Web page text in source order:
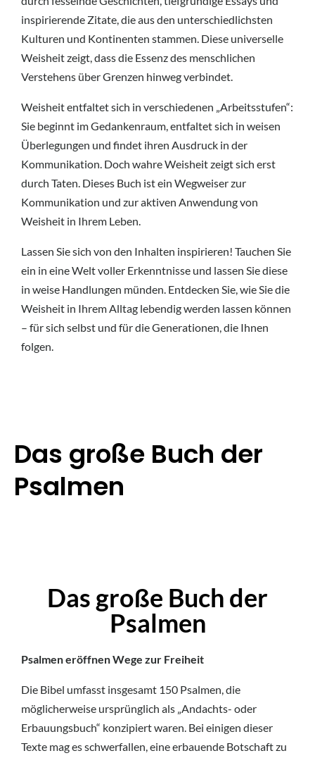
inspirierende Zitate, die aus den unterschiedlichsten
Kulturen und Kontinenten stammen. Diese universelle
Weisheit zeigt, dass die Essenz des menschlichen
Verstehens über Grenzen hinweg verbindet.
Weisheit entfaltet sich in verschiedenen „Arbeitsstufen“:
Sie beginnt im Gedankenraum, entfaltet sich in weisen
Überlegungen und findet ihren Ausdruck in der
Kommunikation. Doch wahre Weisheit zeigt sich erst
durch Taten. Dieses Buch ist ein Wegweiser zur
Kommunikation und zur aktiven Anwendung von
Weisheit in Ihrem Leben.
Lassen Sie sich von den Inhalten inspirieren! Tauchen Sie
ein in eine Welt voller Erkenntnisse und lassen Sie diese
in weise Handlungen münden. Entdecken Sie, wie Sie die
Weisheit in Ihrem Alltag lebendig werden lassen können
– für sich selbst und für die Generationen, die Ihnen
folgen.
Das große Buch der
Psalmen
Das große Buch der
Psalmen
Psalmen eröffnen Wege zur Freiheit
Die Bibel umfasst insgesamt 150 Psalmen, die
möglicherweise ursprünglich als „Andachts- oder
Erbauungsbuch“ konzipiert waren. Bei einigen dieser
Texte mag es schwerfallen, eine erbauende Botschaft zu